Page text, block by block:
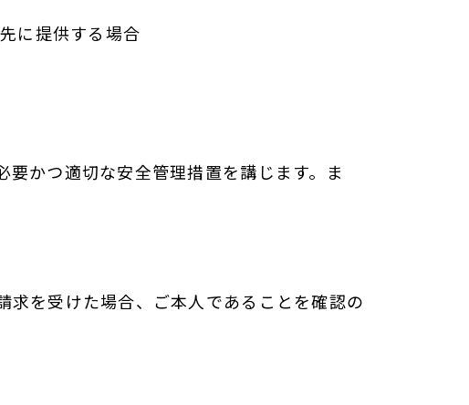
に提供する場合
かつ適切な安全管理措置を講じます。ま
を受けた場合、ご本人であることを確認の